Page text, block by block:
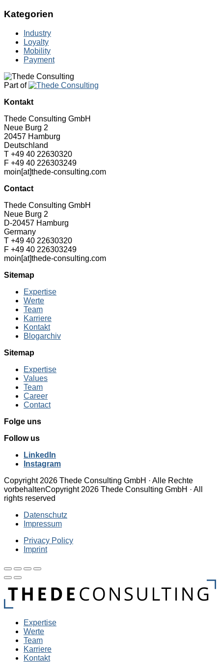
Kategorien
Industry
Loyalty
Mobility
Payment
Part of
Kontakt
Thede Consulting GmbH
Neue Burg 2
20457 Hamburg
Deutschland
T +49 40 22630320
F +49 40 226303249
moin[at]thede-consulting.com
Contact
Thede Consulting GmbH
Neue Burg 2
D-20457 Hamburg
Germany
T +49 40 22630320
F +49 40 226303249
moin[at]thede-consulting.com
Sitemap
Expertise
Werte
Team
Karriere
Kontakt
Blogarchiv
Sitemap
Expertise
Values
Team
Career
Contact
Folge uns
Follow us
LinkedIn
Instagram
Copyright 2026 Thede Consulting GmbH · Alle Rechte
vorbehaltenCopyright 2026 Thede Consulting GmbH · All
rights reserved
Datenschutz
Impressum
Privacy Policy
Imprint
Expertise
Werte
Team
Karriere
Kontakt